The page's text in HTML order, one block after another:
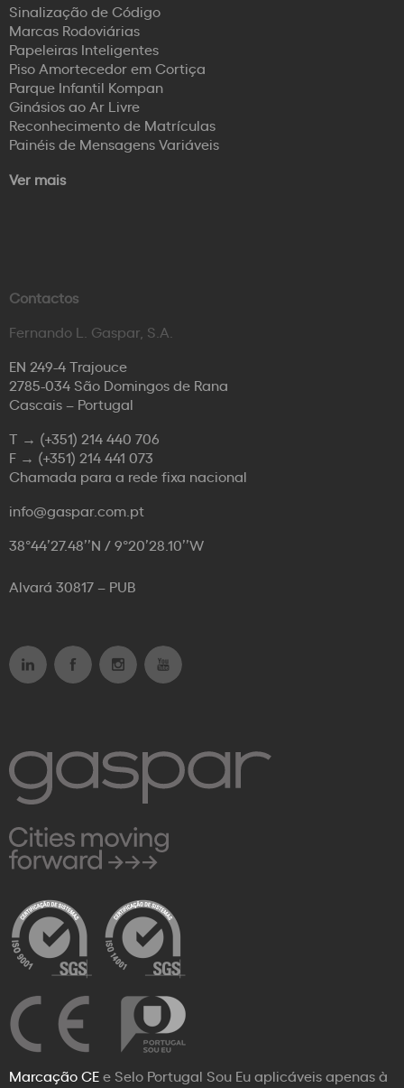
Sinalização de Código
Marcas Rodoviárias
Papeleiras Inteligentes
Piso Amortecedor em Cortiça
Parque Infantil Kompan
Ginásios ao Ar Livre
Reconhecimento de Matrículas
Painéis de Mensagens Variáveis
Ver mais
Contactos
Fernando L. Gaspar, S.A.
EN 249-4 Trajouce
2785-034 São Domingos de Rana
Cascais – Portugal
T → (+351) 214 440 706
F → (+351) 214 441 073
Chamada para a rede fixa nacional
info@gaspar.com.pt
38°44’27.48’’N / 9°20’28.10’’W
Alvará 30817 – PUB
Marcação CEe Selo Portugal Sou Eu aplicáveis apenas à